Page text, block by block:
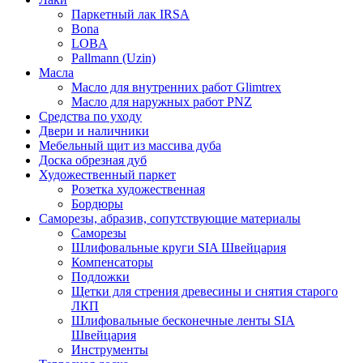
Паркетный лак IRSA
Bona
LOBA
Pallmann (Uzin)
Масла
Масло для внутренних работ Glimtrex
Масло для наружных работ PNZ
Средства по уходу
Двери и наличники
Мебельный щит из массива дуба
Доска обрезная дуб
Художественный паркет
Розетка художественная
Бордюры
Саморезы, абразив, сопутствующие материалы
Саморезы
Шлифовальные круги SIA Швейцария
Компенсаторы
Подложки
Щетки для стрения древесины и снятия старого
ЛКП
Шлифовальные бесконечные ленты SIA
Швейцария
Инструменты